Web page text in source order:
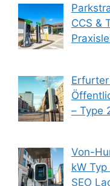
CCS &
– Type
Von-
kW
SEO